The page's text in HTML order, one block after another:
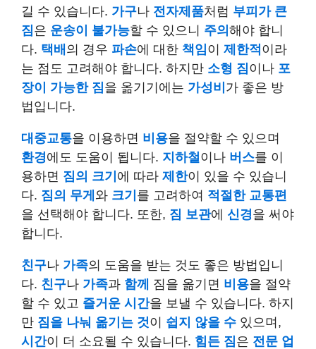
길 수 있습니다. 가구나 전자제품처럼 부피가 큰
짐은 운송이 불가능할 수 있으니 주의 해야 합니
다. 택배 의 경우 파손에 대한 책임이 제한적 이라
는 점도 고려해야 합니다. 하지만 소형 짐이나 포
장이 가능한 짐을 옮기기에는 가성비 가 좋은 방
법입니다.
대중교통을 이용하면 비용을 절약할 수 있으며
환경에도 도움이 됩니다. 지하철이나 버스를 이
용하면 짐의 크기 에 따라 제한이 있을 수 있습니
다. 짐의 무게 와 크기 를 고려하여 적절한 교통편
을 선택해야 합니다. 또한, 짐 보관에 신경을 써야
합니다.
친구나 가족의 도움을 받는 것도 좋은 방법입니
다. 친구나 가족과 함께 짐을 옮기면 비용을 절약
할 수 있고 즐거운 시간을 보낼 수 있습니다. 하지
만 짐을 나눠 옮기는 것이 쉽지 않을 수 있으며,
시간이 더 소요될 수 있습니다. 힘든 짐은 전문 업